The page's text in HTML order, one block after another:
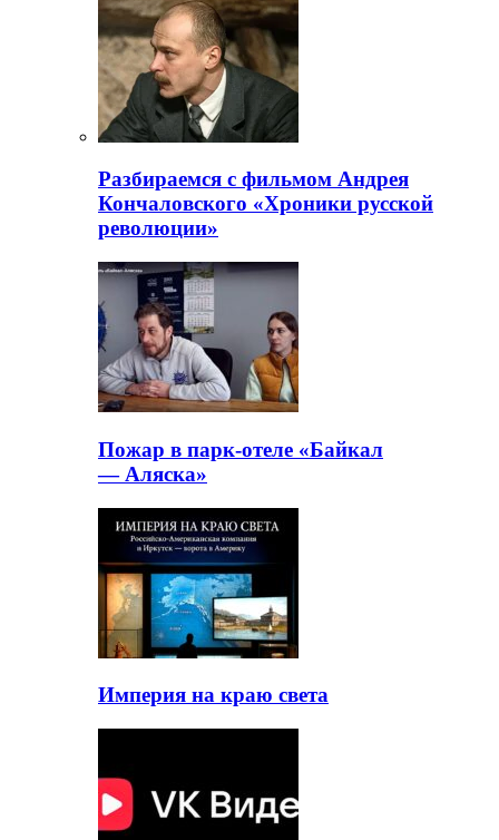
Разбираемся с фильмом Андрея
Кончаловского «Хроники русской
революции»
Пожар в парк-отеле «Байкал
— Аляска»
Империя на краю света